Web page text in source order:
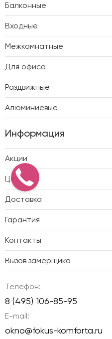
Балконные
Входные
Межкомнатные
Для офиса
Раздвижные
Алюминиевые
Информация
Акции
Цены
Доставка
Гарантия
Контакты
Вызов замерщика
Телефон:
8 (495) 106-85-95
E-mail:
okno@fokus-komforta.ru